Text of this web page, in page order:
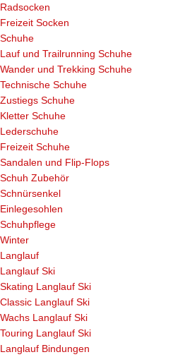
Radsocken
Freizeit Socken
Schuhe
Lauf und Trailrunning Schuhe
Wander und Trekking Schuhe
Technische Schuhe
Zustiegs Schuhe
Kletter Schuhe
Lederschuhe
Freizeit Schuhe
Sandalen und Flip-Flops
Schuh Zubehör
Schnürsenkel
Einlegesohlen
Schuhpflege
Winter
Langlauf
Langlauf Ski
Skating Langlauf Ski
Classic Langlauf Ski
Wachs Langlauf Ski
Touring Langlauf Ski
Langlauf Bindungen